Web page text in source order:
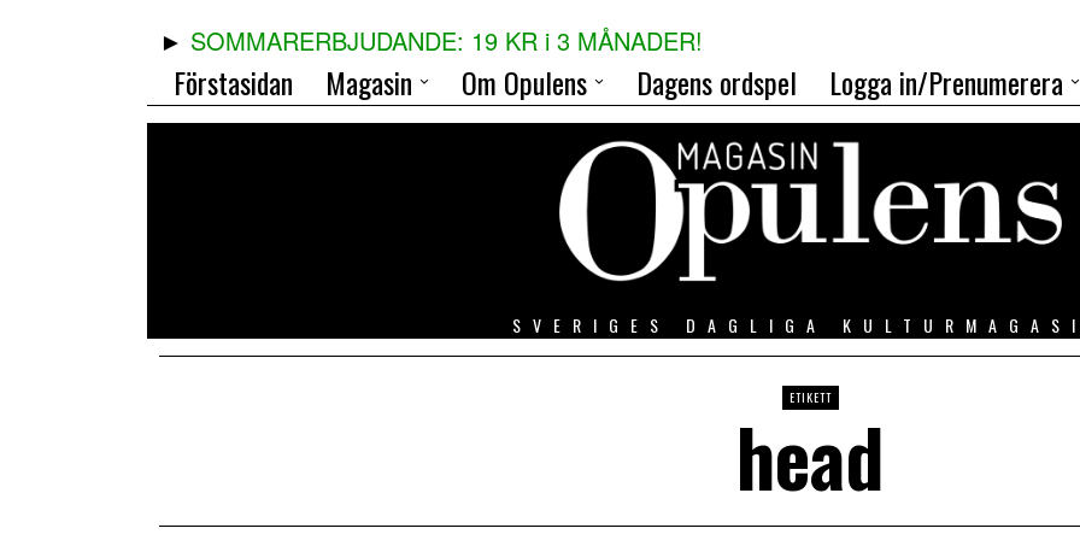
SOMMARERBJUDANDE: 19 KR i 3 MÅNADER!
Förstasidan Magasin Om Opulens Dagens ordspel Logga in/Prenumerera
SVERIGES DAGLIGA
ETIKETT
head